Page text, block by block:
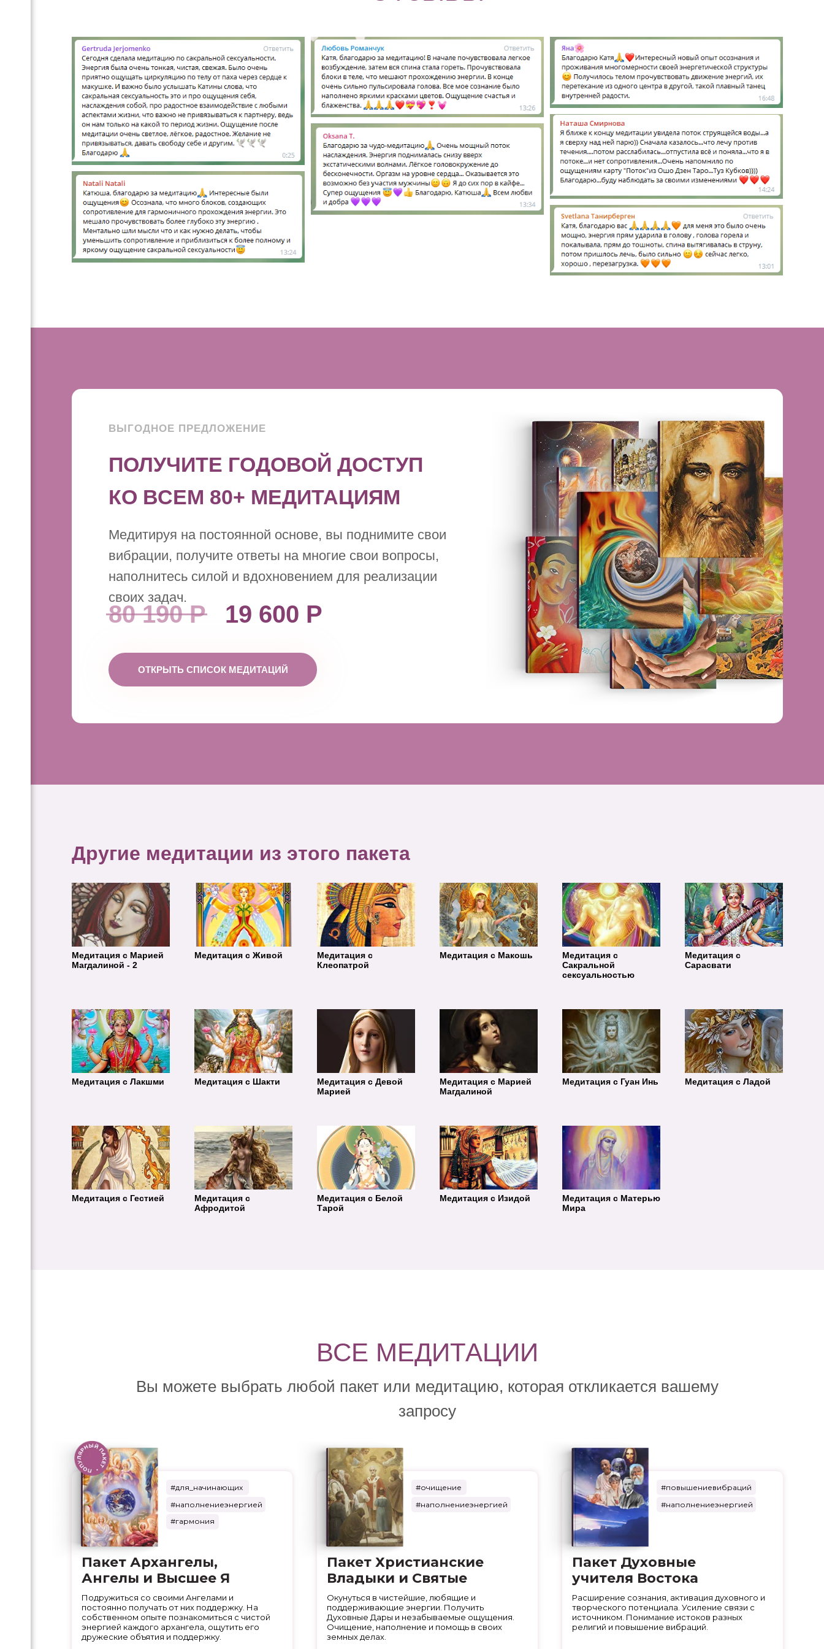
ВЫГОДНОЕ ПРЕДЛОЖЕНИЕ
ПОЛУЧИТЕ ГОДОВОЙ ДОСТУП
КО ВСЕМ 80+ МЕДИТАЦИЯМ
Медитируя на постоянной основе, вы поднимите свои
вибрации, получите ответы на многие свои вопросы,
наполнитесь силой и вдохновением для реализации
своих задач.
ОТКРЫТЬ СПИСОК МЕДИТАЦИЙ
19 600 Р
80 190 Р
Другие медитации из этого пакета
Медитация с Марией
Магдалиной - 2
Медитация с Живой
Медитация с
Клеопатрой
Медитация с Макошь
Медитация с
Сакральной
сексуальностью
Медитация с
Сарасвати
Медитация с Лакшми Медитация с Шакти
Медитация с Девой
Марией
Медитация с Марией
Магдалиной
Медитация с Гуан Инь Медитация с Ладой
Медитация с Гестией
Медитация с
Афродитой
Медитация с Белой
Тарой
Медитация с Изидой
Медитация с Матерью
Мира
ВСЕ МЕДИТАЦИИ
Вы можете выбрать любой пакет или медитацию, которая откликается вашему
запросу
#для_начинающих
#наполнениеэнергией
#гармония
Пакет Архангелы,
Ангелы и Высшее Я
Подружиться со своими Ангелами и
постоянно получать от них поддержку. На
собственном опыте познакомиться с чистой
энергией каждого архангела, ощутить его
дружеские объятия и поддержку.
#повышениевибраций
#наполнениеэнергией
Пакет Духовные
учителя Востока
Расширение сознания, активация духовного и
творческого потенциала. Усиление связи с
источником. Понимание истоков разных
религий и повышение вибраций.
#очищение
#наполнениеэнергией
Пакет Христианские
Владыки и Святые
Окунуться в чистейшие, любящие и
поддерживающие энергии. Получить
Духовные Дары и незабываемые ощущения.
Очищение, наполнение и помощь в своих
земных делах.